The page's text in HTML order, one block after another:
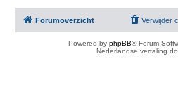
Forumoverzicht Verwijder
Powered by phpBB® Forum
Nederlandse vertaling